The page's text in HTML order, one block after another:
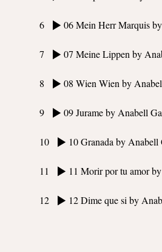
6 06 Mein Herr Marquis
7 07 Meine Lippenby
8 08 Wien Wienby
9 09 Jurameby Anabell
10 10 Granadaby Anabell
11 11 Morir por tu amorby
12 12 Dime que siby